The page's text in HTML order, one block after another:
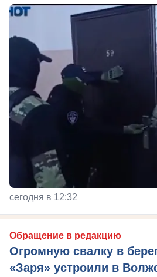
сегодня в 12:32
Обращение в редакцию
Огромную свалку в
«Заря» устроили в